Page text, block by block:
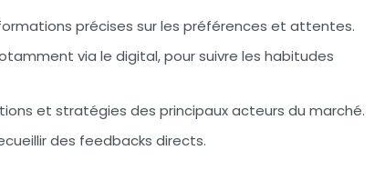
précises sur les préférences et attentes.
via le digital, pour suivre les habitudes
et stratégies des principaux acteurs du marché.
des feedbacks directs.